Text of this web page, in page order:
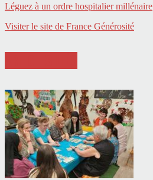
Léguez à un ordre hospitalier millénaire
Visiter le site de France Générosité